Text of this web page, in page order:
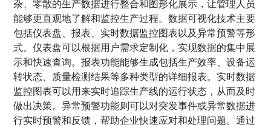
杂、零散的生产数据进行整合和图形化展示，让管理人员
能够更直观地了解和监控生产过程。数据可视化技术主要
包括仪表盘、报表、实时数据监控图表以及异常预警等形
式。仪表盘可以根据用户需求定制化，实现数据的集中展
示和快速查询。报表功能能够生成包括生产效率、设备运
转状态、质量检测结果等多种类型的详细报表。实时数据
监控图表可以用来实时追踪生产线的运行状态，从而及时
做出决策。异常预警功能则可以对突发事件或异常数据进
行实时预警和反馈，帮助企业快速应对和处理问题。通过